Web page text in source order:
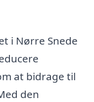
i Nørre Snede
at bidrage til
den